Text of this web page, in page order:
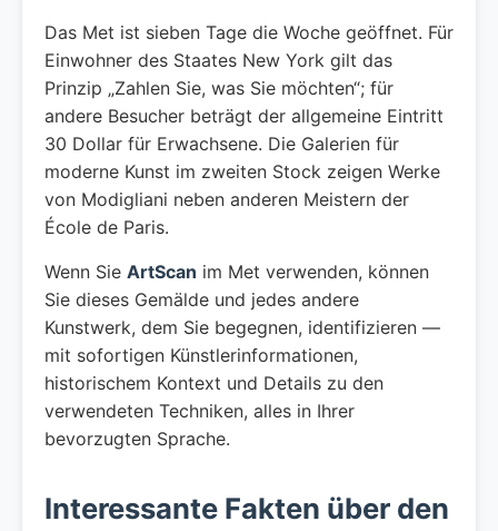
Das Met ist sieben Tage die Woche geöffnet. Für
Einwohner des Staates New York gilt das
Prinzip „Zahlen Sie, was Sie möchten“; für
andere Besucher beträgt der allgemeine Eintritt
30 Dollar für Erwachsene. Die Galerien für
moderne Kunst im zweiten Stock zeigen Werke
von Modigliani neben anderen Meistern der
École de Paris.
Wenn Sie ArtScan im Met verwenden, können
Sie dieses Gemälde und jedes andere
Kunstwerk, dem Sie begegnen, identifizieren —
mit sofortigen Künstlerinformationen,
historischem Kontext und Details zu den
verwendeten Techniken, alles in Ihrer
bevorzugten Sprache.
Interessante Fakten über den